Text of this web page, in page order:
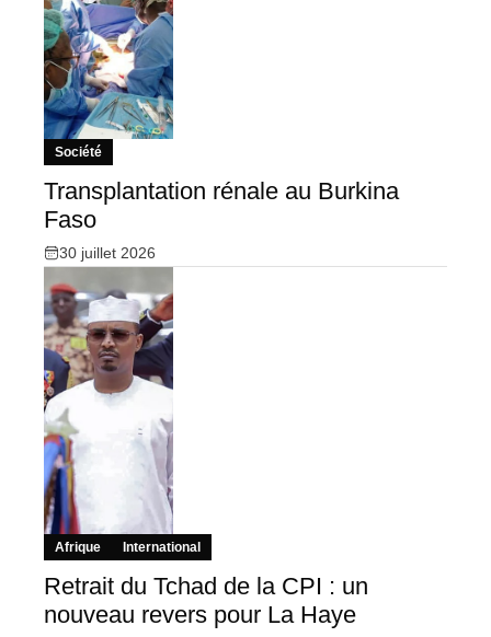
Société
Transplantation rénale au Burkina
Faso
30 juillet 2026
Afrique International
Retrait du Tchad de la CPI : un
nouveau revers pour La Haye